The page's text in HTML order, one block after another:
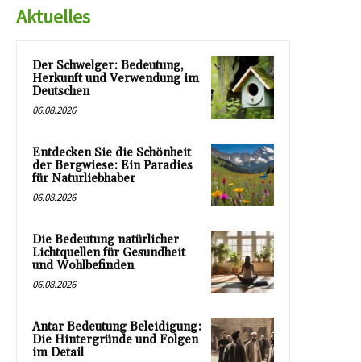
Aktuelles
Der Schwelger: Bedeutung,
Herkunft und Verwendung im
Deutschen
06.08.2026
Entdecken Sie die Schönheit
der Bergwiese: Ein Paradies
für Naturliebhaber
06.08.2026
Die Bedeutung natürlicher
Lichtquellen für Gesundheit
und Wohlbefinden
06.08.2026
Antar Bedeutung Beleidigung:
Die Hintergründe und Folgen
im Detail